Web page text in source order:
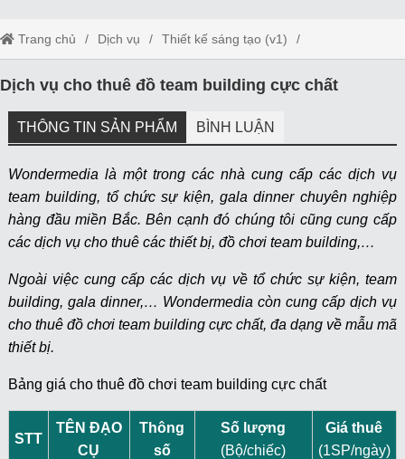
Trang chủ Dịch vụ Thiết kế sáng tạo (v1)
Dịch vụ cho thuê đồ team building cực chất
Dịch vụ cho thuê đồ team building cực chất
THÔNG TIN SẢN PHẨM BÌNH LUẬN
Wondermedia là một trong các nhà cung cấp các dịch vụ
team building, tổ chức sự kiện, gala dinner chuyên nghiệp
hàng đầu miền Bắc. Bên cạnh đó chúng tôi cũng cung cấp
các dịch vụ cho thuê các thiết bị, đồ chơi team building,…
Ngoài việc cung cấp các dịch vụ về tổ chức sự kiện, team
building, gala dinner,… Wondermedia còn cung cấp dịch vụ
cho thuê đồ chơi team building cực chất, đa dạng về mẫu mã
thiết bị.
Bảng giá cho thuê đồ chơi team building cực chất
STT
TÊN ĐẠO
CỤ
Thông
số
Số lượng
(Bộ/chiếc)
Giá thuê
(1SP/ngày)